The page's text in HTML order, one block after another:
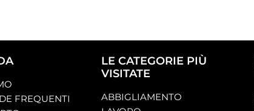
FREQUENTI
LE CATEGORIE PIÙ
VISITATE
ABBIGLIAMENTO